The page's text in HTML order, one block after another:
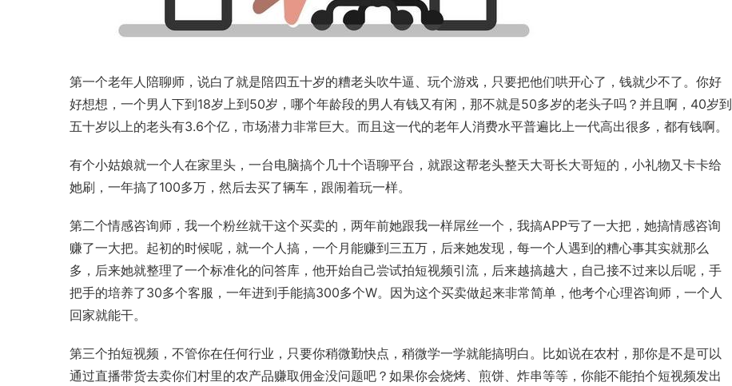
第一个老年人陪聊师，说白了就是陪四五十岁的糟老头吹牛逼、玩个游戏，只要把他们哄开心了，钱就少不了。你好
好想想，一个男人下到18岁上到50岁，哪个年龄段的男人有钱又有闲，那不就是50多岁的老头子吗？并且啊，40岁到
五十岁以上的老头有3.6个亿，市场潜力非常巨大。而且这一代的老年人消费水平普遍比上一代高出很多，都有钱啊。
有个小姑娘就一个人在家里头，一台电脑搞个几十个语聊平台，就跟这帮老头整天大哥长大哥短的，小礼物又卡卡给
她刷，一年搞了100多万，然后去买了辆车，跟闹着玩一样。
第二个情感咨询师，我一个粉丝就干这个买卖的，两年前她跟我一样屌丝一个，我搞APP亏了一大把，她搞情感咨询
赚了一大把。起初的时候呢，就一个人搞，一个月能赚到三五万，后来她发现，每一个人遇到的糟心事其实就那么
多，后来她就整理了一个标准化的问答库，他开始自己尝试拍短视频引流，后来越搞越大，自己接不过来以后呢，手
把手的培养了30多个客服，一年进到手能搞300多个W。因为这个买卖做起来非常简单，他考个心理咨询师，一个人
回家就能干。
第三个拍短视频，不管你在任何行业，只要你稍微勤快点，稍微学一学就能搞明白。比如说在农村，那你是不是可以
通过直播带货去卖你们村里的农产品赚取佣金没问题吧？如果你会烧烤、煎饼、炸串等等，你能不能拍个短视频发出